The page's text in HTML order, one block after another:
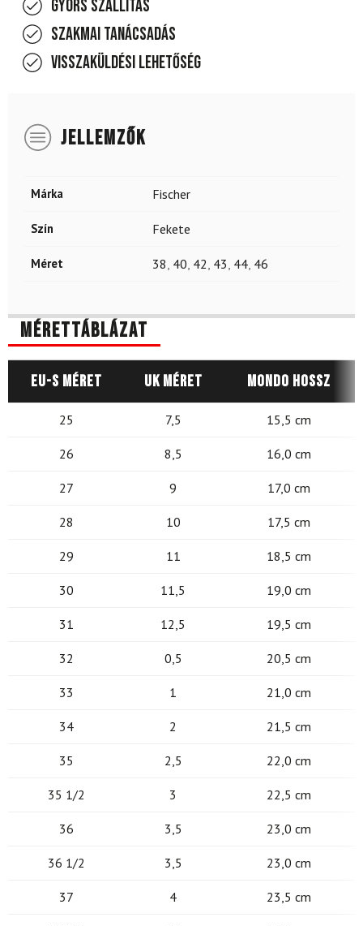
Gyors szállítás
Szakmai tanácsadás
Visszaküldési lehetőség
JELLEMZŐK
Márka Fischer
Szín Fekete
Méret 38 40 42 43 44 46
Mérettáblázat
EU-s méret UK méret Mondo hossz
25 7,5 15,5 cm
26 8,5 16,0 cm
27 9 17,0 cm
28 10 17,5 cm
29 11 18,5 cm
30 11,5 19,0 cm
31 12,5 19,5 cm
32 0,5 20,5 cm
33 1 21,0 cm
34 2 21,5 cm
35 2,5 22,0 cm
35 1/2 3 22,5 cm
36 3,5 23,0 cm
36 1/2 3,5 23,0 cm
37 4 23,5 cm